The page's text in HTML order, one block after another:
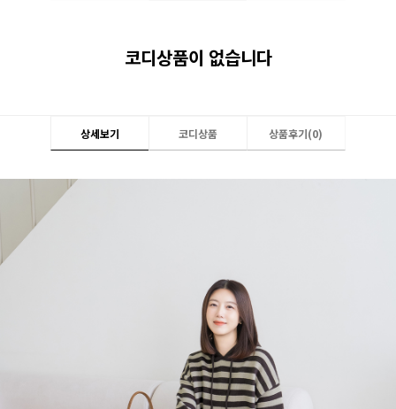
코디상품이 없습니다
상세보기 코디상품 상품후기(0)